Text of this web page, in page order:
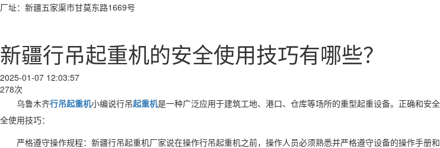
厂址：新疆五家渠市甘莫东路1669号
新疆行吊起重机的安全使用技巧有哪些？
2025-01-07 12:03:57
278次
乌鲁木齐行吊起重机小编说行吊起重机是一种广泛应用于建筑工地、港口、仓库等场所的重型起重设备。正确和
全使用技巧：
严格遵守操作规程：新疆行吊起重机厂家说在操作行吊起重机之前，操作人员必须熟悉并严格遵守设备的操作手册